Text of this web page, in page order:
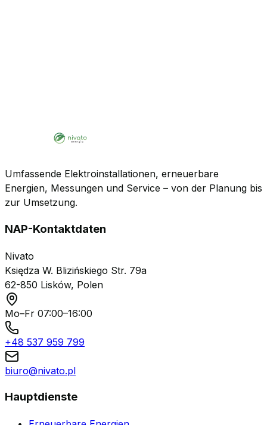
Umfassende Elektroinstallationen, erneuerbare
Energien, Messungen und Service – von der Planung bis
zur Umsetzung.
NAP-Kontaktdaten
Nivato
Księdza W. Blizińskiego Str. 79a
62-850 Lisków, Polen
Mo–Fr 07:00–16:00
+48 537 959 799
biuro@nivato.pl
Hauptdienste